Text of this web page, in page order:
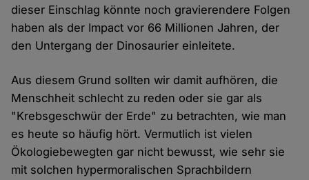
dieser Einschlag könnte noch gravierendere Folgen
haben als der Impact vor 66 Millionen Jahren, der
den Untergang der Dinosaurier einleitete.
Aus diesem Grund sollten wir damit aufhören, die
Menschheit schlecht zu reden oder sie gar als
"Krebsgeschwür der Erde" zu betrachten, wie man
es heute so häufig hört. Vermutlich ist vielen
Ökologiebewegten gar nicht bewusst, wie sehr sie
mit solchen hypermoralischen Sprachbildern